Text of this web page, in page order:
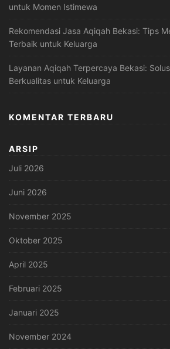
untuk Momen Istimewa
Rekomendasi Jasa Aqiqah Bekasi: Tips
Terbaik untuk Keluarga
Layanan Aqiqah Terpercaya Bekasi:
Berkualitas untuk Keluarga
KOMENTAR TERBARU
ARSIP
Juli 2026
Juni 2026
November 2025
Oktober 2025
April 2025
Februari 2025
Januari 2025
November 2024